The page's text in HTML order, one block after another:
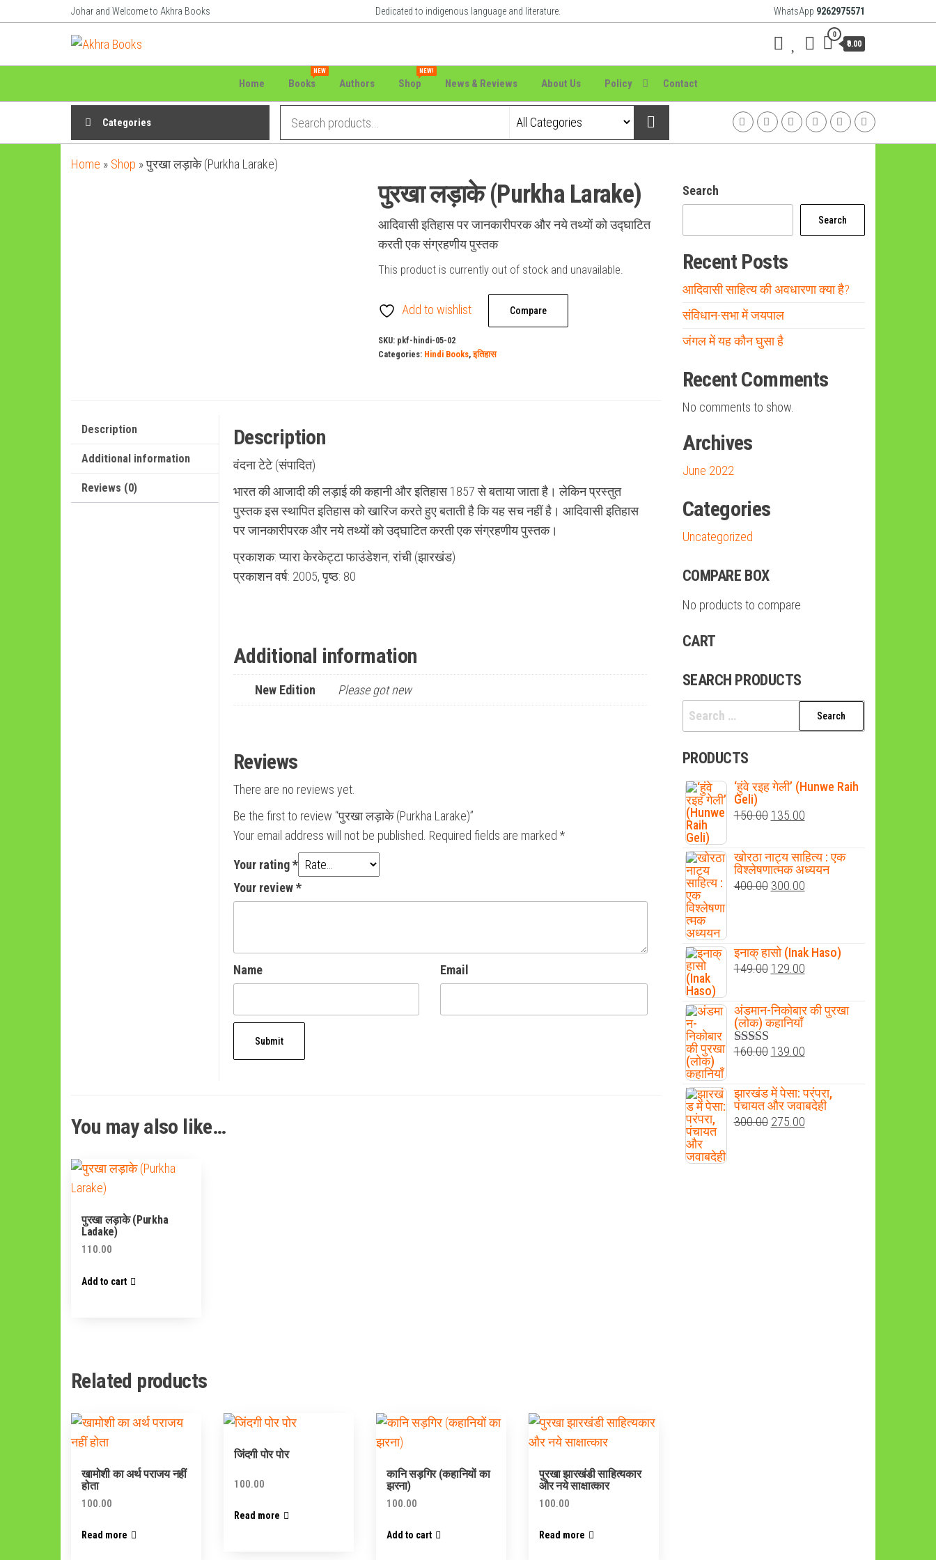
content
Johar and Welcome to Akhra Books Dedicated to indigenous language and literature. WhatsApp 9262975571
Books
and
and
literature
years.
0
₹0.00
Home Books
NEW
Authors Shop
NEW!
News & Reviews About Us Policy Contact
Categories
Home » Shop »पुरखा लड़ाके (Purkha Larake)
पुरखा लड़ाके (Purkha Larake)
आदिवासी इतिहास पर जानकारीपरक और नये तथ्यों को उद्घाटित
करती एक संग्रहणीय पुस्तक
This product is currently out of stock and unavailable.
Add to wishlist Compare
SKU: pkf-hindi-05-02
Categories: Hindi Books,इतिहास
Description
Additional information
Reviews (0)
Description
वंदना टेटे (संपादित)
भारत की आजादी की लड़ाई की कहानी और इतिहास 1857 से बताया जाता है। लेकिन प्रस्तुत
पुस्तक इस स्थापित इतिहास को खारिज करते हुए बताती है कि यह सच नहीं है। आदिवासी इतिहास
पर जानकारीपरक और नये तथ्यों को उद्घाटित करती एक संग्रहणीय पुस्तक।
प्रकाशक: प्यारा केरकेट्टा फाउंडेशन, रांची (झारखंड)
प्रकाशन वर्ष: 2005, पृष्ठ: 80
Additional information
New Edition Please got new
Reviews
There are no reviews yet.
Be the first to review “पुरखा लड़ाके (Purkha Larake)”
Your email address will not be published. Required fields are marked *
Your rating*
Your review*
Name Email
You may also like…
पुरखा लड़ाके (Purkha
Ladake)
110.00
Add to cart
Related products
खामोशी का अर्थ पराजय नहीं
होता
100.00
Read more
जिंदगी पोर पोर
100.00
Read more
कानि सड़गिर (कहानियों का
झरना)
100.00
Add to cart
पुरखा झारखंडी साहित्यकार
और नये साक्षात्कार
100.00
Read more
Search
Search
Recent Posts
आदिवासी साहित्य की अवधारणा क्या है?
संविधान-सभा में जयपाल
जंगल में यह कौन घुसा है
Recent Comments
No comments to show.
Archives
June 2022
Categories
Uncategorized
COMPARE BOX
No products to compare
CART
SEARCH PRODUCTS
Search
for:
PRODUCTS
‘हुंवे रइह गेली’ (Hunwe Raih
Geli)
150.00 Original
was:
₹150.00.
135.00Current
is:
₹135.00.
खोरठा नाट्य साहित्य : एक
विश्लेषणात्मक अध्ययन
400.00 Original
₹400.00.
300.00Current
₹300.00.
इनाक् हासो (Inak Haso)
149.00 Original
was:
₹149.00.
129.00Current
is:
अंडमान-निकोबार की पुरखा
(लोक) कहानियाँ
Rated4.60
160.00 Original
was:
₹160.00.
139.00Current
is:
₹139.00.
झारखंड में पेसा: परंपरा,
पंचायत और जवाबदेही
300.00 Original
275.00Current